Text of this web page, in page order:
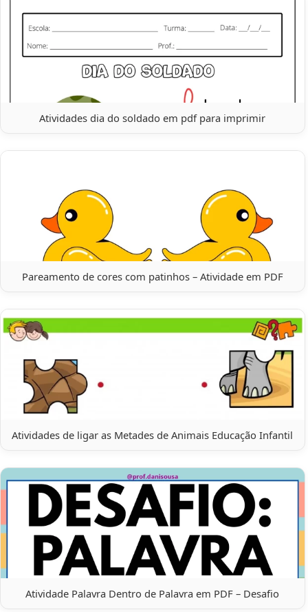
Atividades dia do soldado em pdf para imprimir
Pareamento de cores com patinhos – Atividade em PDF
Atividades de ligar as Metades de Animais Educação Infantil
Atividade Palavra Dentro de Palavra em PDF – Desafio